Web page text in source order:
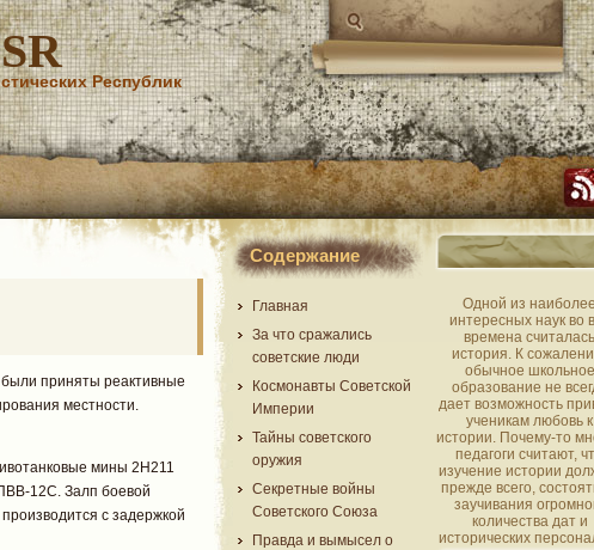
Республик
приняты реактивные
местности.
мины 2Н211
12С. Залп боевой
с задержкой
Содержание
Главная
За что сражались
советские люди
Космонавты Советской
Империи
Тайны советского
оружия
Секретные войны
Советского Союза
Правда и вымысел о
Одной из наиболее
интересных наук во
времена считалась
история. К
обычное школьное
образование не
дает возможность
ученикам любовь к
истории. Почему-то
педагоги считают,
изучение истории
прежде всего,
заучивания
количества дат и
исторических